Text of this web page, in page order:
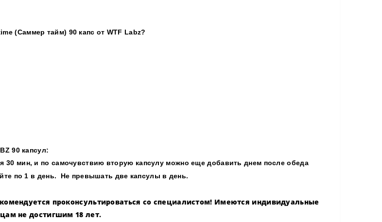
(Саммер тайм) 90 капс от WTF Labz?
90 капсул:
30 мин, и по самочувствию вторую капсулу можно еще добавить днем после обеда
по 1 в день. Не превышать две капсулы в день.
проконсультироваться со специалистом! Имеются индивидуальные
не достигшим 18 лет.